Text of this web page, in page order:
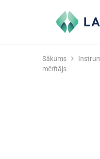
Labostera
Laboratorijas
Sākums
mērītājs